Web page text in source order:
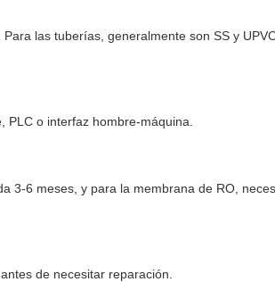
las tuberías, generalmente son SS y
o interfaz hombre-máquina.
3-6 meses, y para la membrana de RO,
de necesitar reparación.